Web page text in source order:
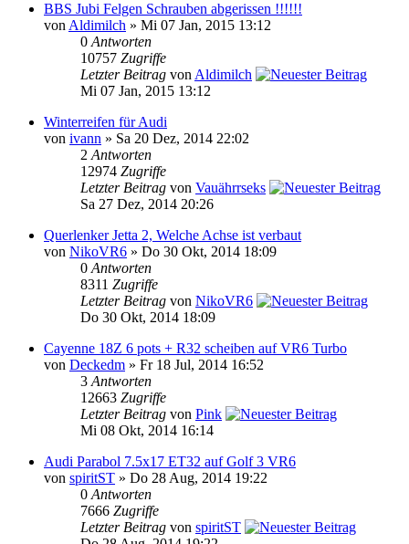
BBS Jubi Felgen Schrauben abgerissen !!!!!!
von Aldimilch » Mi 07 Jan, 2015 13:12
0 Antworten
10757 Zugriffe
Letzter Beitrag von Aldimilch
Mi 07 Jan, 2015 13:12
Winterreifen für Audi
von ivann » Sa 20 Dez, 2014 22:02
2 Antworten
12974 Zugriffe
Letzter Beitrag von Vauährrseks
Sa 27 Dez, 2014 20:26
Querlenker Jetta 2, Welche Achse ist verbaut
von NikoVR6 » Do 30 Okt, 2014 18:09
0 Antworten
8311 Zugriffe
Letzter Beitrag von NikoVR6
Do 30 Okt, 2014 18:09
Cayenne 18Z 6 pots + R32 scheiben auf VR6 Turbo
von Deckedm » Fr 18 Jul, 2014 16:52
3 Antworten
12663 Zugriffe
Letzter Beitrag von Pink
Mi 08 Okt, 2014 16:14
Audi Parabol 7.5x17 ET32 auf Golf 3 VR6
von spiritST » Do 28 Aug, 2014 19:22
0 Antworten
7666 Zugriffe
Letzter Beitrag von spiritST